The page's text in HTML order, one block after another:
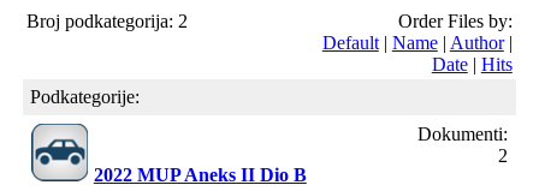
Broj podkategorija: 2
Order Files by:
Default| Name| Author|
Date| Hits
Podkategorije:
2022 MUP Aneks II Dio B
Dokumenti:
2